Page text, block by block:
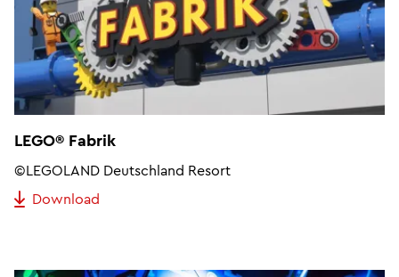
LEGO® Fabrik
©LEGOLAND Deutschland Resort
Download